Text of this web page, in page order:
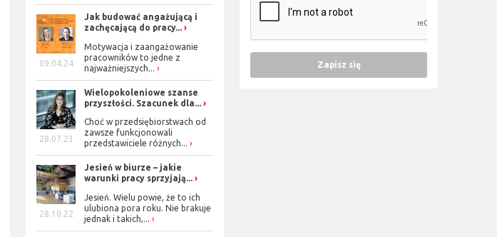
09.04.24
Jak budować angażującą i
zachęcającą do pracy...
Motywacja i zaangażowanie
pracowników to jedne z
najważniejszych...
28.07.23
Wielopokoleniowe szanse
przyszłości. Szacunek dla...
Choć w przedsiębiorstwach od
zawsze funkcjonowali
przedstawiciele różnych...
28.10.22
Jesień w biurze – jakie
warunki pracy sprzyjają...
Jesień. Wielu powie, że to ich
ulubiona pora roku. Nie brakuje
jednak i takich,...